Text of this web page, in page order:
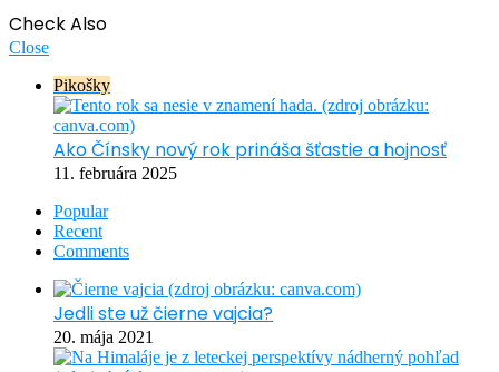
Check Also
Close
Pikošky
Ako Čínsky nový rok prináša šťastie a hojnosť
11. februára 2025
Popular
Recent
Comments
Jedli ste už čierne vajcia?
20. mája 2021